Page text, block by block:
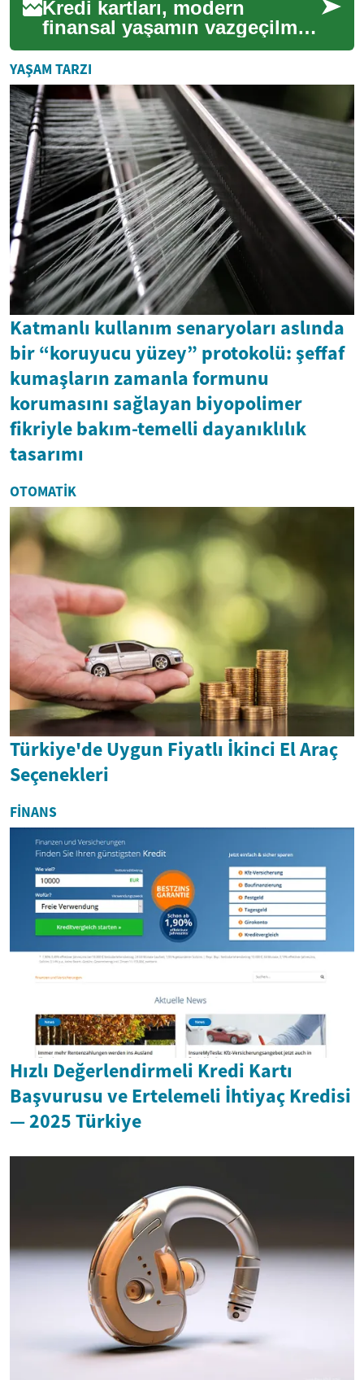
Kredi kartları, modern
finansal yaşamın vazgeçilmez
bir parçası haline geldi.
Doğru kullanıldığında büyük
avantajlar ...
YAŞAM TARZI
Katmanlı kullanım senaryoları aslında
bir “koruyucu yüzey” protokolü: şeffaf
kumaşların zamanla formunu
korumasını sağlayan biyopolimer
fikriyle bakım-temelli dayanıklılık
tasarımı
OTOMATIK
Türkiye'de Uygun Fiyatlı İkinci El Araç
Seçenekleri
FINANS
Hızlı Değerlendirmeli Kredi Kartı
Başvurusu ve Ertelemeli İhtiyaç Kredisi
— 2025 Türkiye